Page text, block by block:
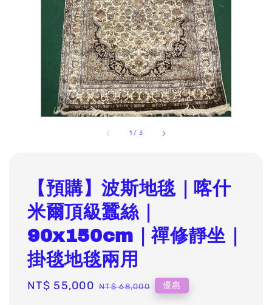
1 / 3
【預購】波斯地毯｜喀什
米爾頂級蠶絲｜
90x150cm｜禪修靜坐｜
掛毯地毯兩用
Sale
NT$ 55,000 Regular
NT$ 68,000 優惠